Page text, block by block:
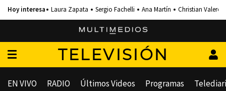
Laura Zapata Sergio Fachelli Ana Martín Christian Valero
TELEVISIÓN
EN VIVO RADIO Últimos Videos Programas